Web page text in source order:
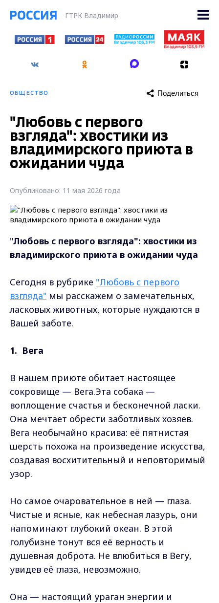
ГТРК Владимир
ОБЩЕСТВО Поделиться
"Любовь с первого
взгляда": хвостики из
владимирского приюта в
ожидании чуда
Опубликовано: 11 мая 2026 года
"Любовь с первого взгляда": хвостики из
владимирского приюта в ожидании чуда
Сегодня в рубрике "Любовь с первого
взгляда" мы расскажем о замечательных,
ласковых животных, которые нуждаются в
Вашей заботе.
1. Вега
В нашем приюте обитает настоящее
сокровище — Вега.Эта собака —
воплощение счастья и бесконечной ласки.
Она мечтает обрести заботливых хозяев.
Вега необычайно красива: её пятнистая
шерсть похожа на произведение искусства,
создавая восхитительный и неповторимый
узор.
Но самое очаровательное в ней — глаза.
Чистые и ясные, как небесная лазурь, они
напоминают глубокий океан. В этой
голубизне тонут вся её верность и
душевная доброта. Не влюбиться в Вегу,
увидев её глаза, невозможно.
Она — настоящий ураган энергии и